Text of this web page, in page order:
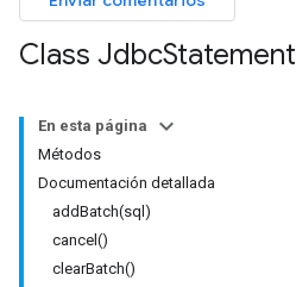
Class JdbcStatement
En esta página
Métodos
Documentación detallada
addBatch(sql)
cancel()
clearBatch()